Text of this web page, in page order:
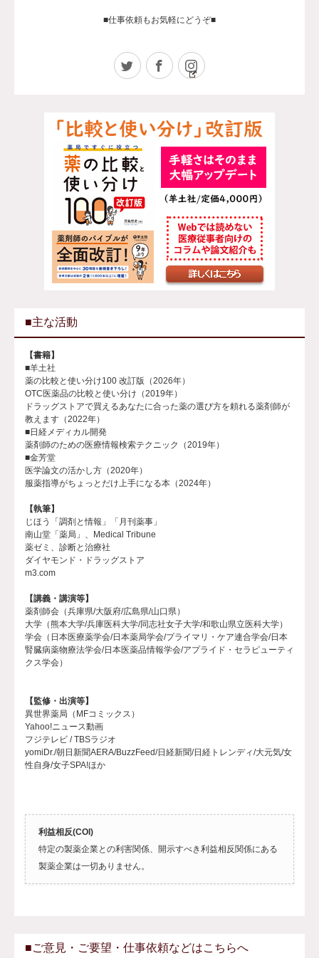
■仕事依頼もお気軽にどうぞ■
Twitter Facebook
■主な活動
【書籍】
■羊土社
薬の比較と使い分け100 改訂版（2026年）
OTC医薬品の比較と使い分け（2019年）
ドラッグストアで買えるあなたに合った薬の選び方を頼れる薬剤師が
教えます（2022年）
■日経メディカル開発
薬剤師のための医療情報検索テクニック（2019年）
■金芳堂
医学論文の活かし方（2020年）
服薬指導がちょっとだけ上手になる本（2024年）
【執筆】
じほう「調剤と情報」「月刊薬事」
南山堂「薬局」、Medical Tribune
薬ゼミ、診断と治療社
ダイヤモンド・ドラッグストア
m3.com
【講義・講演等】
薬剤師会（兵庫県/大阪府/広島県/山口県）
大学（熊本大学/兵庫医科大学/同志社女子大学/和歌山県立医科大学）
学会（日本医療薬学会/日本薬局学会/プライマリ・ケア連合学会/日本
腎臓病薬物療法学会/日本医薬品情報学会/アプライド・セラピューティ
クス学会）
【監修・出演等】
異世界薬局（MFコミックス）
Yahoo!ニュース動画
フジテレビ / TBSラジオ
yomiDr./朝日新聞AERA/BuzzFeed/日経新聞/日経トレンディ/大元気/女
性自身/女子SPA!ほか
利益相反(COI)
特定の製薬企業との利害関係、開示すべき利益相反関係にある
製薬企業は一切ありません。
■ご意見・ご要望・仕事依頼などはこちらへ